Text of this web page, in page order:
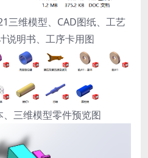
三维模型、CAD图纸、工艺
说明书、工序卡用图
三维模型零件预览图